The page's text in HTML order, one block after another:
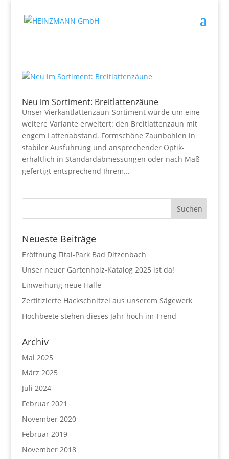
Neu im Sortiment: Breitlattenzäune
Unser Vierkantlattenzaun-Sortiment wurde um eine
weitere Variante erweitert: den Breitlattenzaun mit
engem Lattenabstand. Formschöne Zaunbohlen in
stabiler Ausführung und ansprechender Optik-
erhältlich in Standardabmessungen oder nach Maß
gefertigt entsprechend Ihrem...
Neueste Beiträge
Eröffnung Fital-Park Bad Ditzenbach
Unser neuer Gartenholz-Katalog 2025 ist da!
Einweihung neue Halle
Zertifizierte Hackschnitzel aus unserem Sägewerk
Hochbeete stehen dieses Jahr hoch im Trend
Archiv
Mai 2025
März 2025
Juli 2024
Februar 2021
November 2020
Februar 2019
November 2018